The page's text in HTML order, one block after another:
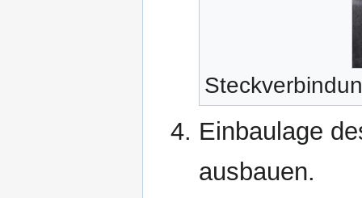
Einbaulage
ausbauen.